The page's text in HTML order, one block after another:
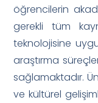
öğrencilerin
gerekli tüm
teknolojisine
araştırma
sağlamaktadır.
ve kültürel